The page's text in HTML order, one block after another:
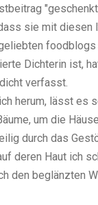
sie mit diesen
foodblogs
Dichterin ist,
verfasst.
herum, lässt es
um die
durch das
deren Haut ich
den beglänzten